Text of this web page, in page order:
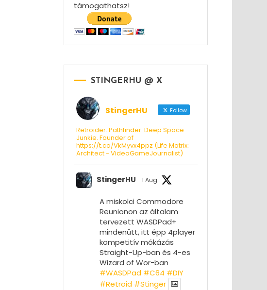
támogathatsz!
STINGERHU @ X
StingerHU Follow
Retroider. Pathfinder. Deep Space
Junkie. Founder of
https://t.co/VkMyvx4ppz (Life Matrix:
Architect - VideoGameJournalist)
StingerHU 1 Aug
A miskolci Commodore
Reunionon az általam
tervezett WASDPad+
mindenütt, itt épp 4player
kompetitív mókázás
Straight-Up-ban és 4-es
Wizard of Wor-ban
#WASDPad #C64 #DIY
#Retroid #Stinger